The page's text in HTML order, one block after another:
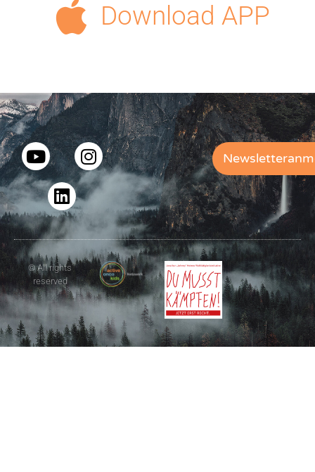
Download APP
© All rights
reserved